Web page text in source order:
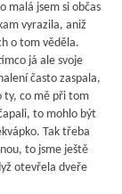
malá jsem si občas
vyrazila, aniž
o tom věděla.
já ale svoje
často zaspala,
ty, co mě při tom
to mohlo být
Tak třeba
to jsme ještě
otevřela dveře